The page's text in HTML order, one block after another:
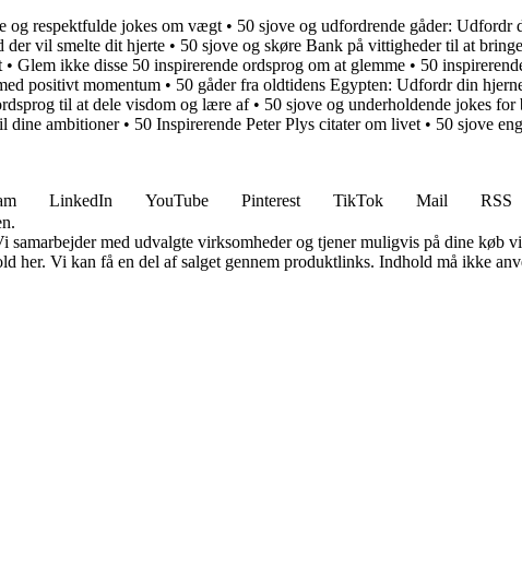
og respektfulde jokes om vægt• 50 sjove og udfordrende gåder: Udfordr
der vil smelte dit hjerte • 50 sjove og skøre Bank på vittigheder til at
• Glem ikke disse 50 inspirerende ordsprog om at glemme • 50
positivt momentum • 50 gåder fra oldtidens Egypten: Udfordr din
til at dele visdom og lære af• 50 sjove og underholdende jokes for
dine ambitioner• 50 Inspirerende Peter Plys citater om livet• 50 sjove
LinkedIn YouTube Pinterest TikTok Mail
RSS
med udvalgte virksomheder og tjener muligvis på dine køb
her. Vi kan få en del af salget gennem produktlinks. Indhold må ikke